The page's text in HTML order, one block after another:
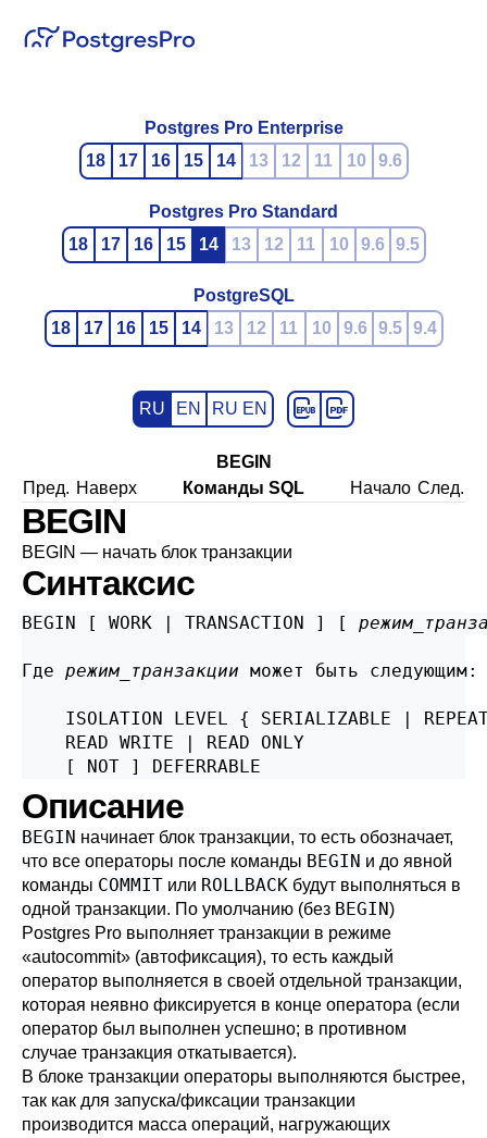
Postgres Pro Enterprise
18
17 16 15 14 13 12 11 10 9.6
Postgres Pro Standard
18
17 16 15 14 13 12 11 10 9.6 9.5
PostgreSQL
18
17 16 15 14 13 12 11 10 9.6 9.5 9.4
RU EN RU EN
BEGIN
Пред. Наверх Команды SQL Начало След.
BEGIN
BEGIN — начать блок транзакции
Синтаксис
BEGIN [ WORK | TRANSACTION ] [
Где режим_транзакции может быть следующим:
ISOLATION LEVEL { SERIALIZABLE |
    READ WRITE | READ ONLY
    [ NOT ] DEFERRABLE
Описание
BEGIN начинает блок транзакции, то есть обозначает,
что все операторы после команды BEGIN и до явной
команды COMMIT или ROLLBACK будут выполняться в
одной транзакции. По умолчанию (без BEGIN)
Postgres Pro выполняет транзакции в режиме
«autocommit» (автофиксация), то есть каждый
оператор выполняется в своей отдельной транзакции,
которая неявно фиксируется в конце оператора (если
оператор был выполнен успешно; в противном
случае транзакция откатывается).
В блоке транзакции операторы выполняются быстрее,
так как для запуска/фиксации транзакции
производится масса операций, нагружающих